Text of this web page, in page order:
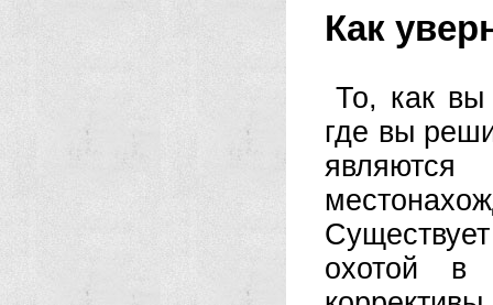
Как
То, как вы
где вы
охотой в